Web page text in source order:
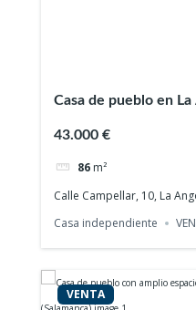
Casa de pueblo en
43.000 €
86 m²
Calle Campellar, 10, La
Casa independiente
VENTA